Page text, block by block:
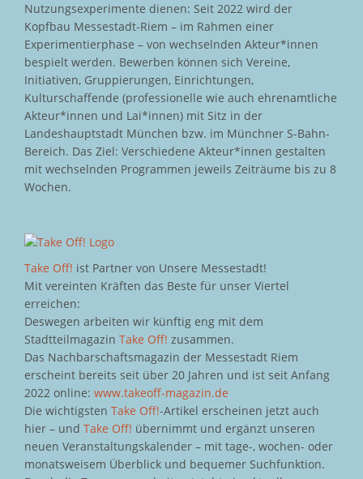
Nutzungsexperimente dienen: Seit 2022 wird der
Kopfbau Messestadt-Riem – im Rahmen einer
Experimentierphase – von wechselnden Akteur*innen
bespielt werden. Bewerben können sich Vereine,
Initiativen, Gruppierungen, Einrichtungen,
Kulturschaffende (professionelle wie auch ehrenamtliche
Akteur*innen und Lai*innen) mit Sitz in der
Landeshauptstadt München bzw. im Münchner S-Bahn-
Bereich. Das Ziel: Verschiedene Akteur*innen gestalten
mit wechselnden Programmen jeweils Zeiträume bis zu 8
Wochen.
Take Off! ist Partner von Unsere Messestadt!
Mit vereinten Kräften das Beste für unser Viertel
erreichen:
Deswegen arbeiten wir künftig eng mit dem
Stadtteilmagazin Take Off! zusammen.
Das Nachbarschaftsmagazin der Messestadt Riem
erscheint bereits seit über 20 Jahren und ist seit Anfang
2022 online: www.takeoff-magazin.de
Die wichtigsten Take Off!-Artikel erscheinen jetzt auch
hier – und Take Off! übernimmt und ergänzt unseren
neuen Veranstaltungskalender – mit tage-, wochen- oder
monatsweisem Überblick und bequemer Suchfunktion.